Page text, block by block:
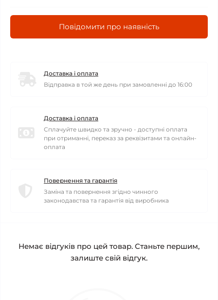
Повідомити про наявність
Доставка і оплата
Відправка в той же день при замовленні до 16:00
Доставка і оплата
Сплачуйте швидко та зручно - доступні оплата
при отриманні, переказ за реквізитами та онлайн-
оплата
Повернення та гарантія
Заміна та повернення згідно чинного
законодавства та гарантія від виробника
Немає відгуків про цей товар. Станьте першим,
залиште свій відгук.